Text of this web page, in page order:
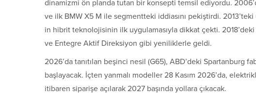
dinamizmi ön planda tutan bir konsepti temsil ediyordu.
ve ilk BMW X5 M ile segmentteki iddiasını pekiştirdi.
in hibrit teknolojisinin ilk uygulamasıyla dikkat çekti.
ve Entegre Aktif Direksiyon gibi yeniliklerle geldi.
2026’da tanıtılan beşinci nesil (G65), ABD’deki Spartanburg
başlayacak. İçten yanmalı modeller 28 Kasım 2026’da,
itibaren siparişe açılarak 2027 başında yollara çıkacak.